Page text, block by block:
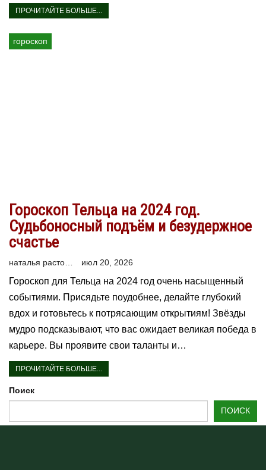
ПРОЧИТАЙТЕ БОЛЬШЕ...
гороскоп
Гороскоп Тельца на 2024 год.
Судьбоносный подъём и безудержное
счастье
июл 20, 2026
Гороскоп для Тельца на 2024 год очень насыщенный
событиями. Присядьте поудобнее, делайте глубокий
вдох и готовьтесь к потрясающим открытиям! Звёзды
мудро подсказывают, что вас ожидает великая победа в
карьере. Вы проявите свои таланты и…
ПРОЧИТАЙТЕ БОЛЬШЕ...
Поиск
ПОИСК